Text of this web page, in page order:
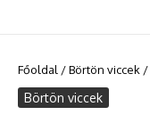
Főoldal /Börtön viccek /
Börtön viccek